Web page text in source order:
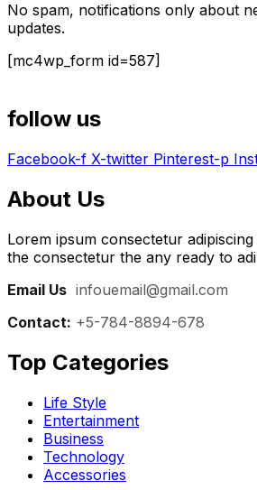
No spam, notifications only about
updates.
[mc4wp_form id=587]
follow us
Facebook-f X-twitter Pinterest-p
About Us
Lorem ipsum consectetur
the consectetur the any ready to
Email Us infouemail@gmail.com
Contact: +5-784-8894-678
Top Categories​
Life Style
Entertainment
Business
Technology
Accessories